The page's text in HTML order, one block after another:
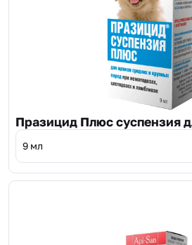
Празицид Плюс суспензия
9 мл